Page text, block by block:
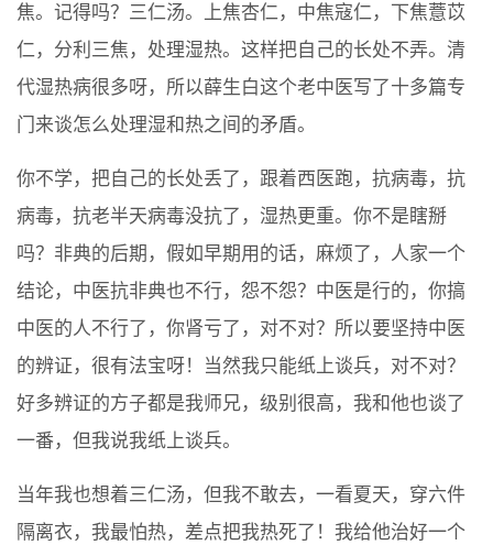
焦。记得吗？三仁汤。上焦杏仁，中焦寇仁，下焦薏苡
仁，分利三焦，处理湿热。这样把自己的长处不弄。清
代湿热病很多呀，所以薛生白这个老中医写了十多篇专
门来谈怎么处理湿和热之间的矛盾。
你不学，把自己的长处丢了，跟着西医跑，抗病毒，抗
病毒，抗老半天病毒没抗了，湿热更重。你不是瞎掰
吗？非典的后期，假如早期用的话，麻烦了，人家一个
结论，中医抗非典也不行，怨不怨？中医是行的，你搞
中医的人不行了，你肾亏了，对不对？所以要坚持中医
的辨证，很有法宝呀！当然我只能纸上谈兵，对不对？
好多辨证的方子都是我师兄，级别很高，我和他也谈了
一番，但我说我纸上谈兵。
当年我也想着三仁汤，但我不敢去，一看夏天，穿六件
隔离衣，我最怕热，差点把我热死了！我给他治好一个